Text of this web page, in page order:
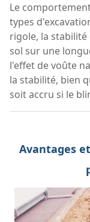
Le
types
rigole, la
sol sur une
l'effet de voûte
la stabilité, bien
soit accru si le
Avantages